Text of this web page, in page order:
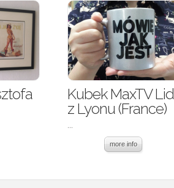
Kubek MaxTV
z Lyonu (France)
...
more info